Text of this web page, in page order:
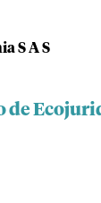
S A S
de